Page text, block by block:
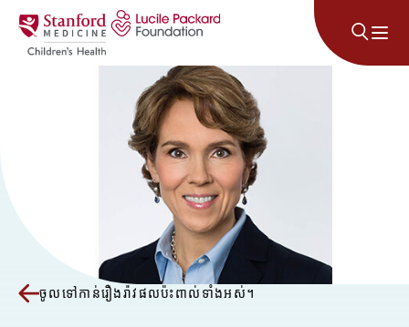
រំលងទៅមាតិកា
ចូលទៅកាន់រឿងរ៉ាវផលប៉ះពាល់ទាំងអស់។